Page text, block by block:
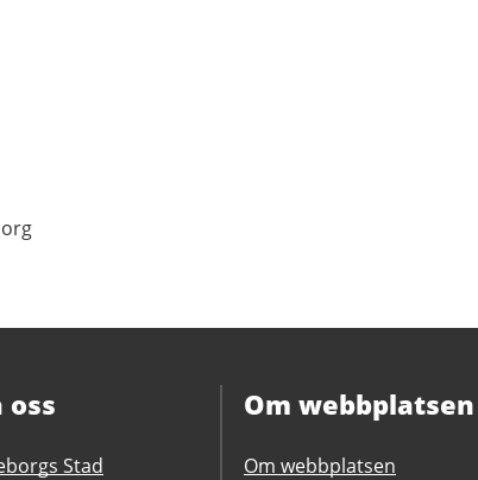
Stad
Om webbplatsen
Om webbplatsen